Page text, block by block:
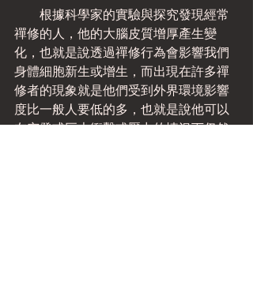
根據科學家的實驗與探究發現經常
禪修的人，他的大腦皮質增厚產生變
化，也就是說透過禪修行為會影響我們
身體細胞新生或增生，而出現在許多禪
修者的現象就是他們受到外界環境影響
度比一般人要低的多，也就是說他可以
在突發或巨大衝擊或壓力的情況下仍然